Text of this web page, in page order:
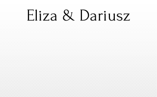
Eliza & Dariusz